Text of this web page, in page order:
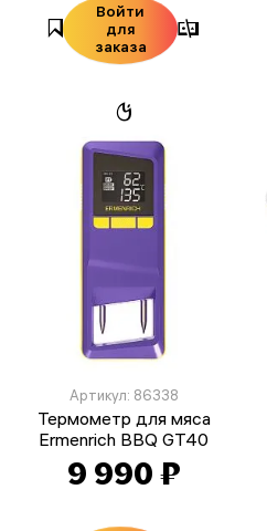
Войти
для
заказа
Артикул: 86338
Термометр для мяса
Ermenrich BBQ GT40
9 990 ₽